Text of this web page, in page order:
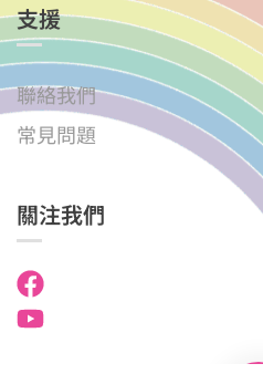
支援
聯絡我們
常見問題
關注我們